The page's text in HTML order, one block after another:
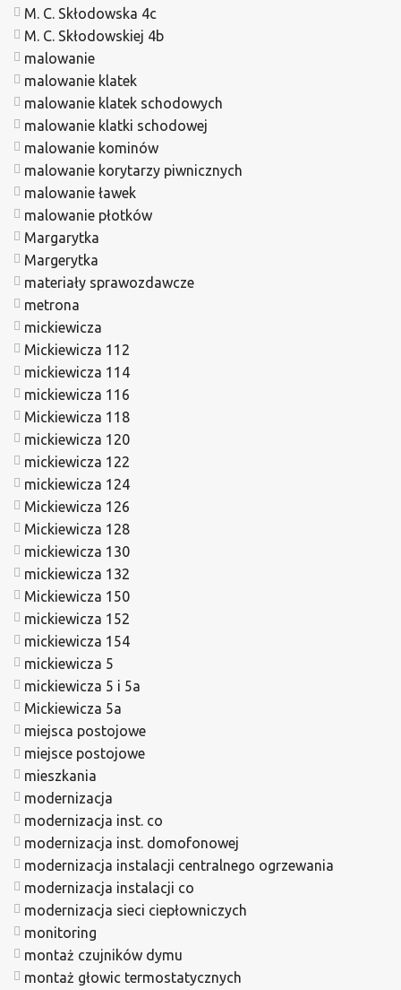
M. C. Skłodowska 4c
M. C. Skłodowskiej 4b
malowanie
malowanie klatek
malowanie klatek schodowych
malowanie klatki schodowej
malowanie kominów
malowanie korytarzy piwnicznych
malowanie ławek
malowanie płotków
Margarytka
Margerytka
materiały sprawozdawcze
metrona
mickiewicza
Mickiewicza 112
mickiewicza 114
mickiewicza 116
Mickiewicza 118
mickiewicza 120
mickiewicza 122
mickiewicza 124
Mickiewicza 126
Mickiewicza 128
mickiewicza 130
mickiewicza 132
Mickiewicza 150
mickiewicza 152
mickiewicza 154
mickiewicza 5
mickiewicza 5 i 5a
Mickiewicza 5a
miejsca postojowe
miejsce postojowe
mieszkania
modernizacja
modernizacja inst. co
modernizacja inst. domofonowej
modernizacja instalacji centralnego ogrzewania
modernizacja instalacji co
modernizacja sieci ciepłowniczych
monitoring
montaż czujników dymu
montaż głowic termostatycznych